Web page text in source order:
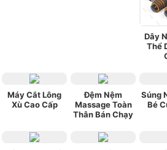
Dây
Thể
Máy Cắt Lông
Xù Cao Cấp
Đệm Nệm
Massage Toàn
Thân Bán Chạy
Súng
Bé